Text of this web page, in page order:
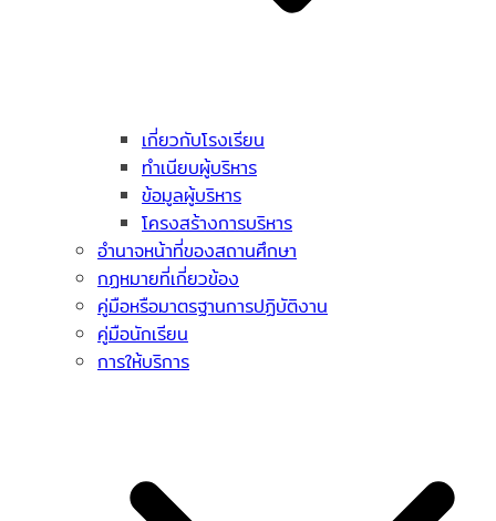
เกี่ยวกับโรงเรียน
ทำเนียบผู้บริหาร
ข้อมูลผู้บริหาร
โครงสร้างการบริหาร
อำนาจหน้าที่ของสถานศึกษา
กฏหมายที่เกี่ยวข้อง
คู่มือหรือมาตรฐานการปฏิบัติงาน
คู่มือนักเรียน
การให้บริการ